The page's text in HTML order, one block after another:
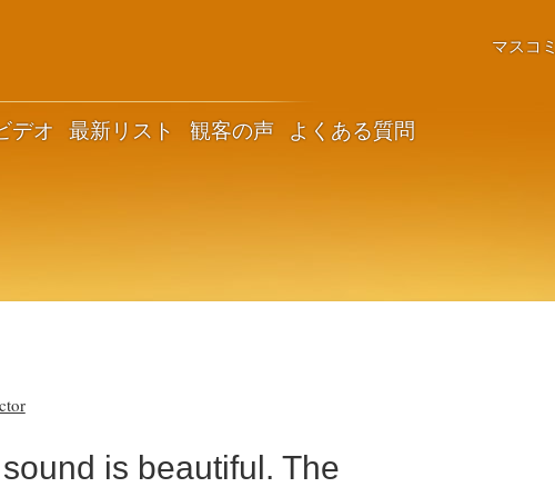
デオ 最新リスト 観客の声 よくある質問
マスコミ
is beautiful. The